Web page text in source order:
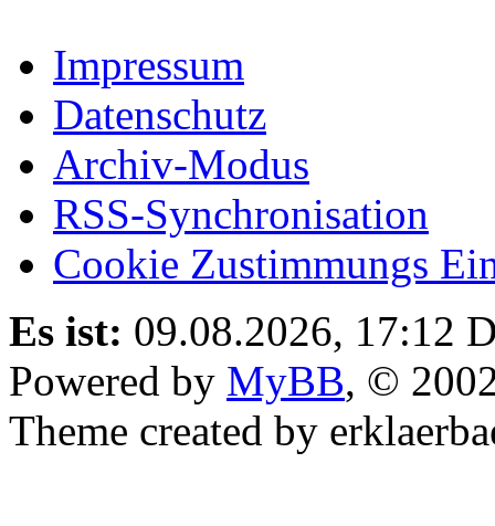
Impressum
Datenschutz
Archiv-Modus
RSS-Synchronisation
Cookie Zustimmungs
Es ist: 09.08.2026, 17:12
Powered by MyBB, ©
Theme created by